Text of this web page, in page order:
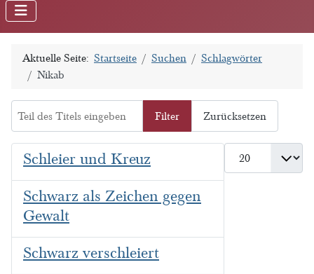
Aktuelle Seite: Startseite Suchen
Schlagwörter
Nikab
Filter Zurücksetzen
Anzeige #
Schleier und Kreuz
Schwarz als Zeichen gegen
Gewalt
Schwarz verschleiert